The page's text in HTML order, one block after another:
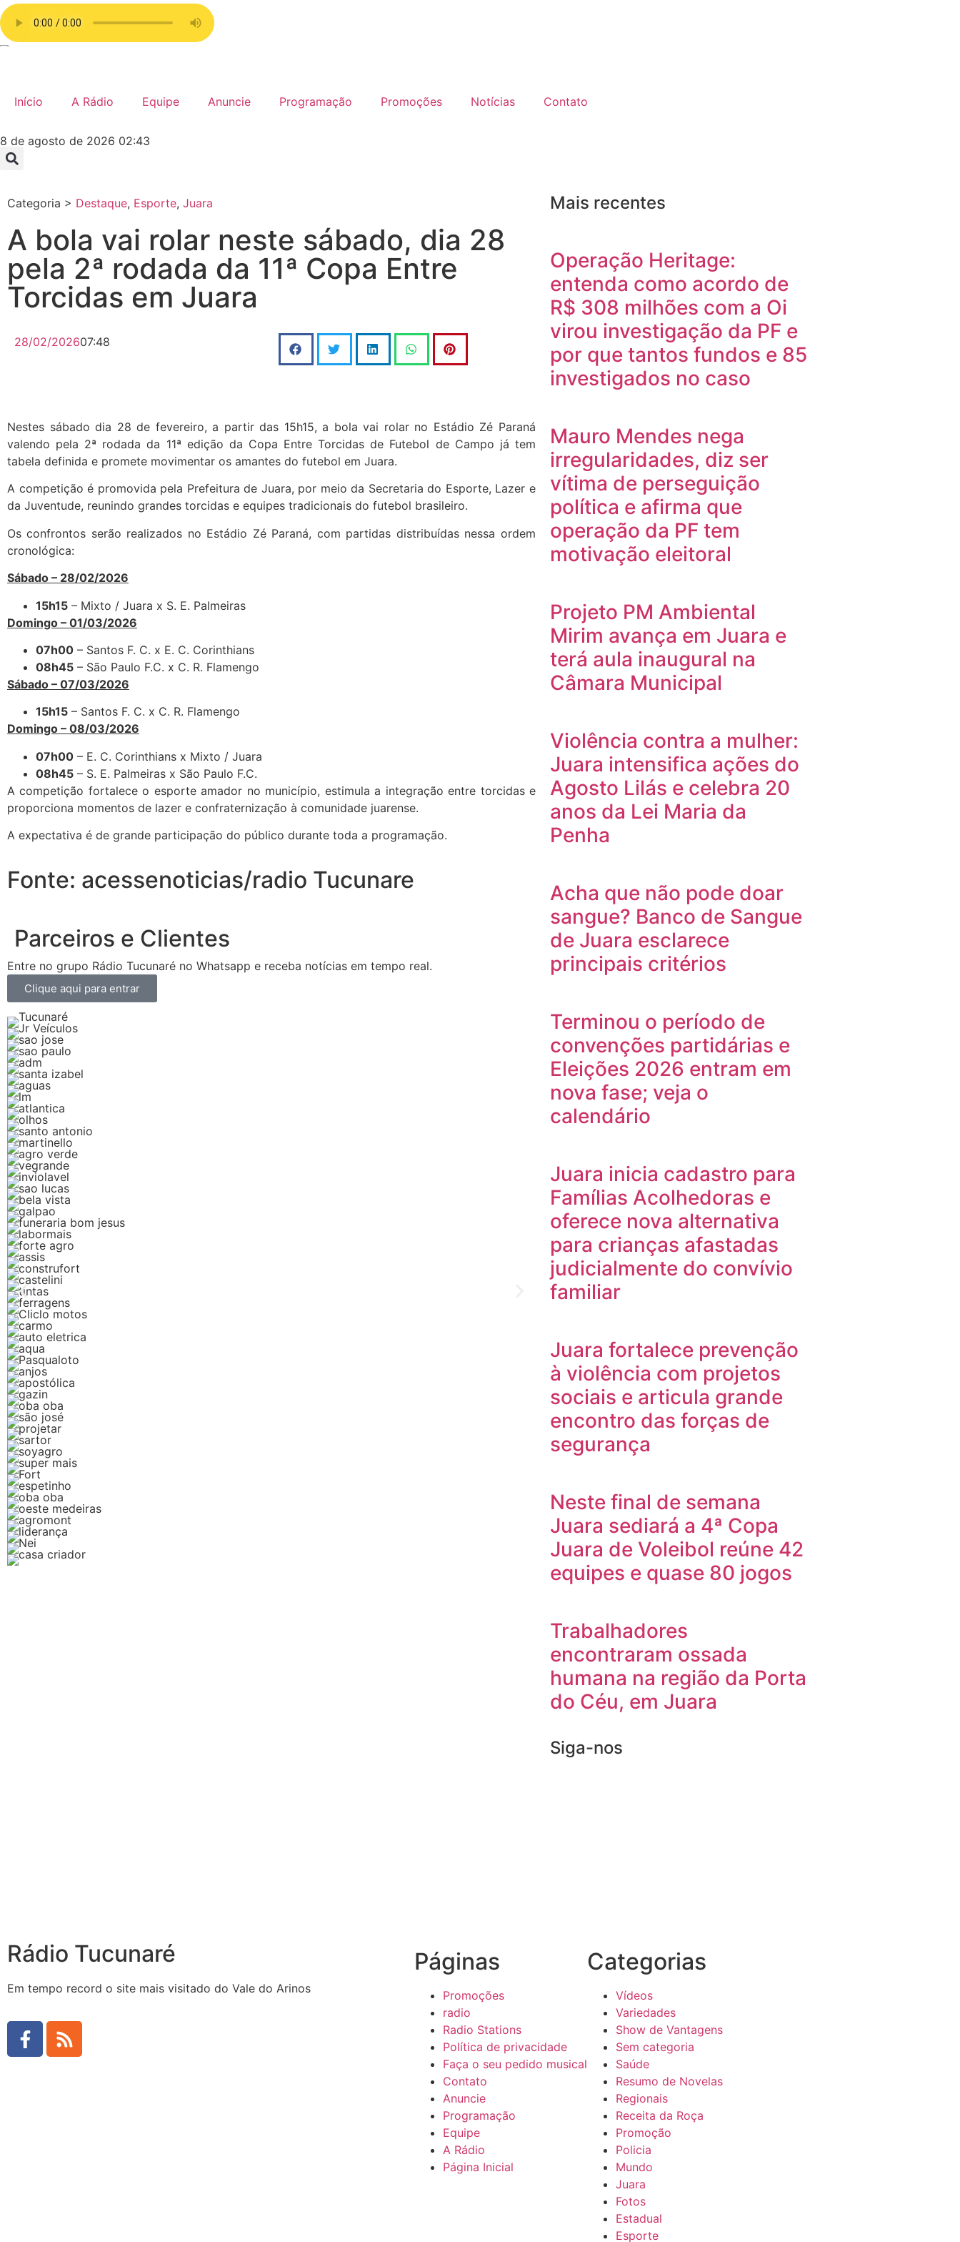
Início A Rádio Equipe Anuncie Programação Promoções Notícias Contato
8 de agosto de 2026 02:43
Categoria > Destaque, Esporte, Juara
A bola vai rolar neste sábado, dia 28
pela 2ª rodada da 11ª Copa Entre
Torcidas em Juara
28/02/202607:48
Nestes sábado dia 28 de fevereiro, a partir das 15h15, a bola vai rolar no Estádio Zé Paraná
valendo pela 2ª rodada da 11ª edição da Copa Entre Torcidas de Futebol de Campo já tem
tabela definida e promete movimentar os amantes do futebol em Juara.
A competição é promovida pela Prefeitura de Juara, por meio da Secretaria do Esporte, Lazer e
da Juventude, reunindo grandes torcidas e equipes tradicionais do futebol brasileiro.
Os confrontos serão realizados no Estádio Zé Paraná, com partidas distribuídas nessa ordem
cronológica:
Sábado – 28/02/2026
15h15 – Mixto / Juara x S. E. Palmeiras
Domingo – 01/03/2026
07h00 – Santos F. C. x E. C. Corinthians
08h45 – São Paulo F.C. x C. R. Flamengo
Sábado – 07/03/2026
15h15 – Santos F. C. x C. R. Flamengo
Domingo – 08/03/2026
07h00 – E. C. Corinthians x Mixto / Juara
08h45 – S. E. Palmeiras x São Paulo F.C.
A competição fortalece o esporte amador no município, estimula a integração entre torcidas e
proporciona momentos de lazer e confraternização à comunidade juarense.
A expectativa é de grande participação do público durante toda a programação.
Fonte: acessenoticias/radio Tucunare
Parceiros e Clientes
Entre no grupo Rádio Tucunaré no Whatsapp e receba notícias em tempo real.
Clique aqui para entrar
Mais recentes
Operação Heritage:
entenda como acordo de
R$ 308 milhões com a Oi
virou investigação da PF e
por que tantos fundos e 85
investigados no caso
Mauro Mendes nega
irregularidades, diz ser
vítima de perseguição
política e afirma que
operação da PF tem
motivação eleitoral
Projeto PM Ambiental
Mirim avança em Juara e
terá aula inaugural na
Câmara Municipal
Violência contra a mulher:
Juara intensifica ações do
Agosto Lilás e celebra 20
anos da Lei Maria da
Penha
Acha que não pode doar
sangue? Banco de Sangue
de Juara esclarece
principais critérios
Terminou o período de
convenções partidárias e
Eleições 2026 entram em
nova fase; veja o
calendário
Juara inicia cadastro para
Famílias Acolhedoras e
oferece nova alternativa
para crianças afastadas
judicialmente do convívio
familiar
Juara fortalece prevenção
à violência com projetos
sociais e articula grande
encontro das forças de
segurança
Neste final de semana
Juara sediará a 4ª Copa
Juara de Voleibol reúne 42
equipes e quase 80 jogos
Trabalhadores
encontraram ossada
humana na região da Porta
do Céu, em Juara
Siga-nos
Rádio Tucunaré
Em tempo record o site mais visitado do Vale do Arinos
Páginas
Promoções
radio
Radio Stations
Política de privacidade
Faça o seu pedido musical
Contato
Anuncie
Programação
Equipe
A Rádio
Página Inicial
Categorias
Vídeos
Variedades
Show de Vantagens
Sem categoria
Saúde
Resumo de Novelas
Regionais
Receita da Roça
Promoção
Policia
Mundo
Juara
Fotos
Estadual
Esporte